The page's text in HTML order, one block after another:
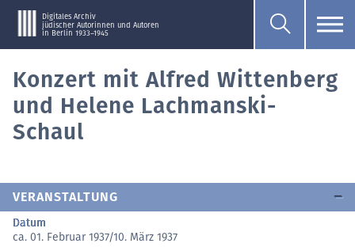
Digitales Archiv
jüdischer Autorinnen und Autoren
in Berlin 1933–1945
Konzert mit Alfred Wittenberg
und Helene Lachmanski-
Schaul
VERANSTALTUNG
Datum
ca. 01. Februar 1937/10. März 1937